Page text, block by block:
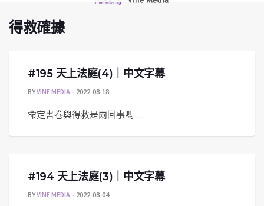
得救確據
#195 天上法庭(4)｜中文字幕
BYVINE MEDIA 2022-08-18
命定書卷與得救是兩回事嗎 …
#194 天上法庭(3)｜中文字幕
BYVINE MEDIA 2022-08-04